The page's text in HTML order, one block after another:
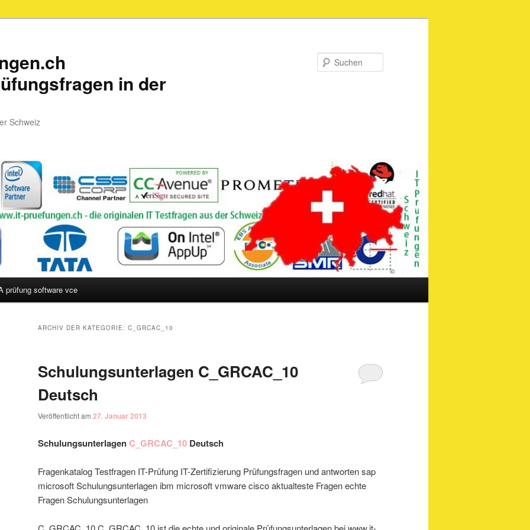
in der
Schweiz
prüfung software vce
ARCHIV DER KATEGORIE: C_GRCAC_10
Schulungsunterlagen C_GRCAC_10
Deutsch
Veröffentlicht am 27. Januar 2013
SchulungsunterlagenC_GRCAC_10 Deutsch
Fragenkatalog Testfragen IT-Prüfung IT-Zertifizierung Prüfungsfragen und antworten sap
microsoft Schulungsunterlagen ibm microsoft vmware cisco aktualteste Fragen echte
Fragen Schulungsunterlagen